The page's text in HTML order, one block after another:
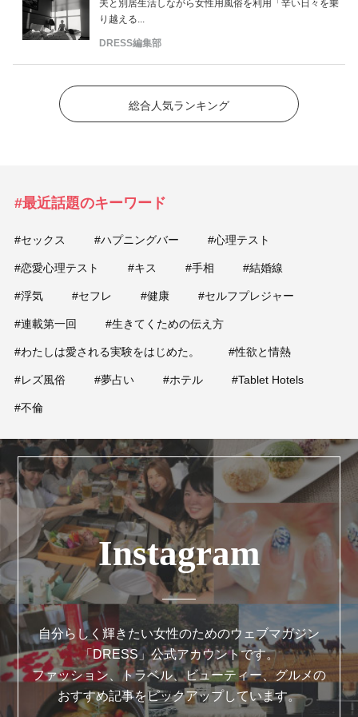
夫と別居生活しながら女性用風俗を利用「辛い日々を乗
り越える...
DRESS編集部
総合人気ランキング
#最近話題のキーワード
#セックス #ハプニングバー #心理テスト
#恋愛心理テスト #キス #手相 #結婚線
#浮気 #セフレ #健康 #セルフプレジャー
#連載第一回 #生きてくための伝え方
#わたしは愛される実験をはじめた。 #性欲と情熱
#レズ風俗 #夢占い #ホテル #Tablet Hotels
#不倫
Instagram
自分らしく輝きたい女性のためのウェブマガジン
「DRESS」公式アカウントです。
ファッション、トラベル、ビューティー、グルメの
おすすめ記事をピックアップしています。